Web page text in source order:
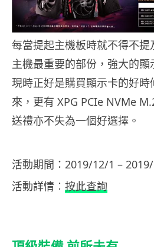
每當提起主機板時就不得不
主機最重要的部份，強大的顯
現時正好是購買顯示卡的好
來，更有 XPG PCIe NVMe
送禮亦不失為一個好選擇。
活動期間：2019/12/1 –
活動詳情︰ 按此查詢